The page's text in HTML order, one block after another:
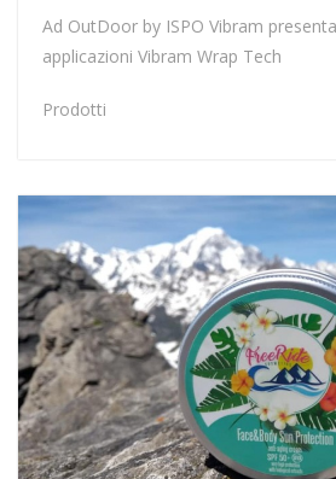
Ad OutDoor by ISPO Vibram
applicazioni Vibram Wrap Tech
Prodotti